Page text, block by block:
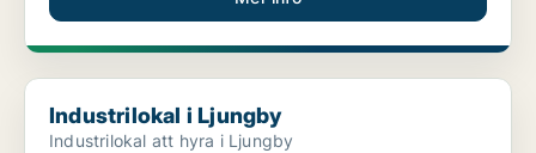
Industrilokal i Ljungby
Industrilokal i Ljungby
Industrilokal att hyra i Ljungby